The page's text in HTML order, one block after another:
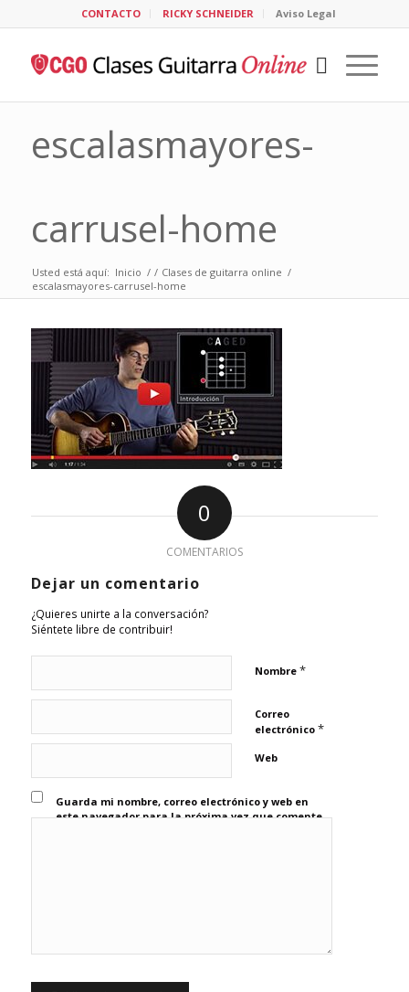
CONTACTO RICKY SCHNEIDER Aviso Legal
escalasmayores-
carrusel-home
Usted está aquí: Inicio / / Clases de guitarra online /
escalasmayores-carrusel-home
0
COMENTARIOS
Dejar un comentario
¿Quieres unirte a la conversación?
Siéntete libre de contribuir!
Nombre *
Correo
electrónico *
Web
Guarda mi nombre, correo electrónico y web en
este navegador para la próxima vez que comente.